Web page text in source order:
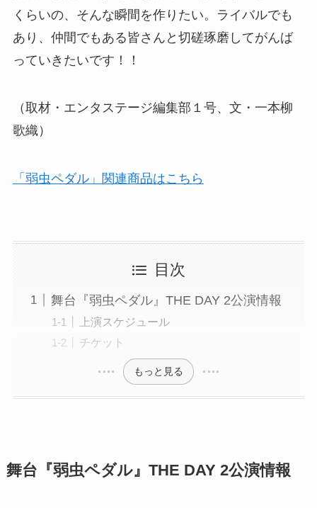
くらいの、そんな瞬間を作りたい。ライバルでも
あり、仲間でもある皆さんと切磋琢磨してがんば
っていきたいです！！
（取材・エンタステージ編集部１号、文・一本柳
歌織）
「弱虫ペダル」関連商品はこちら
目次
舞台『弱虫ペダル』THE DAY 2公演情報
上演スケジュール
チケット
もっと見る
舞台『弱虫ペダル』THE DAY 2公演情報